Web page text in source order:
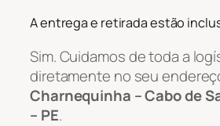
A entrega e retirada estão
Sim. Cuidamos de toda a
diretamente no seu
Charnequinha – Cabo de
– PE.